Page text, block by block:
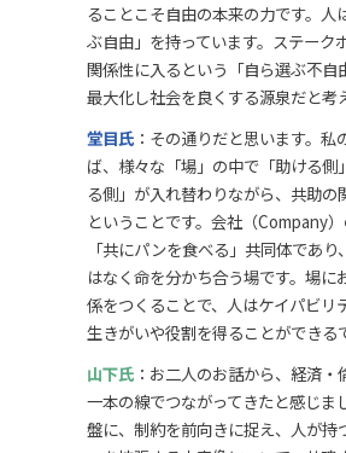
ることこそ自由の本来の力です。人
ぶ自由」を持っています。ステーク
関係性に入るという「自ら選ぶ不自
最大化し社会を良くする源泉だと考
堂目氏 ：その通りだと思います。私
ば、様々な「場」の中で「助ける側
る側」が入れ替わりながら、共助の
ということです。会社（Company）
「共にパンを食べる」共同体であ
はなく命を分かち合う場です。場に
係をつくることで、人はケイパビリ
生きがいや役割を得ることができる
山下氏 ：お二人のお話から、経済
一本の線でつながってきたと感じま
盤に、制約を前向きに捉え、人が持